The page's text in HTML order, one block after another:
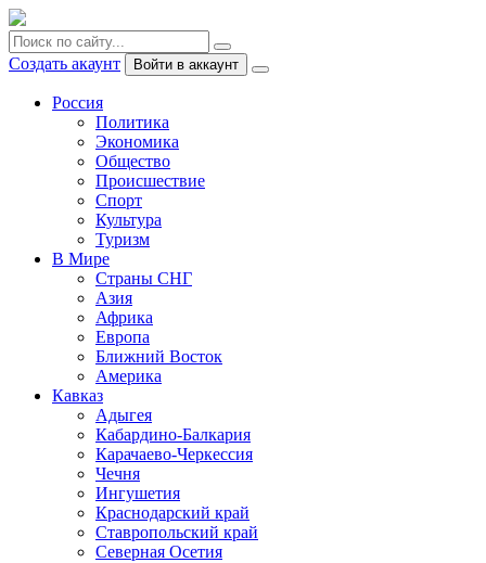
Создать акаунт Войти в аккаунт
Россия
Политика
Экономика
Общество
Происшествие
Спорт
Культура
Туризм
В Мире
Страны СНГ
Азия
Африка
Европа
Ближний Восток
Америка
Кавказ
Адыгея
Кабардино-Балкария
Карачаево-Черкессия
Чечня
Ингушетия
Краснодарский край
Ставропольский край
Северная Осетия